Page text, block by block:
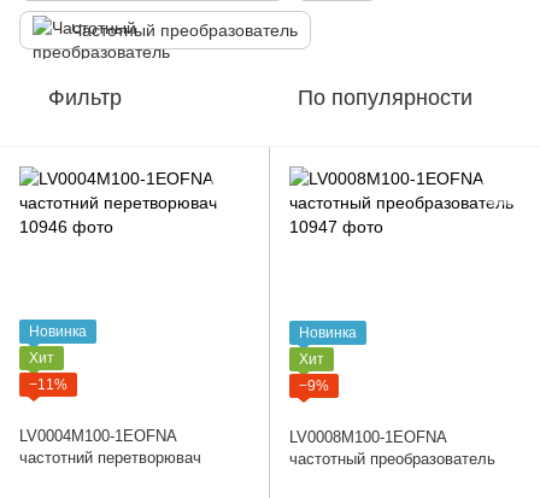
Частотный преобразователь
Фильтр По популярности
Новинка
Хит
−11%
LV0004M100-1EOFNA
частотний перетворювач
Новинка
Хит
−9%
LV0008M100-1EOFNA
частотный преобразователь